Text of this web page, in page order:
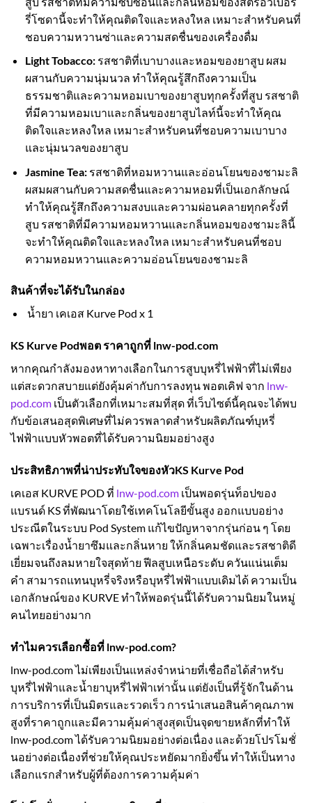
รี่โซดานี้จะทำให้คุณติดใจและหลงใหล เหมาะสำหรับคนที่
ชอบความหวานซ่าและความสดชื่นของเครื่องดื่ม
Light Tobacco:รสชาติที่เบาบางและหอมของยาสูบ ผสม
ผสานกับความนุ่มนวล ทำให้คุณรู้สึกถึงความเป็น
ธรรมชาติและความหอมเบาของยาสูบทุกครั้งที่สูบ รสชาติ
ที่มีความหอมเบาและกลิ่นของยาสูบไลท์นี้จะทำให้คุณ
ติดใจและหลงใหล เหมาะสำหรับคนที่ชอบความเบาบาง
และนุ่มนวลของยาสูบ
Jasmine Tea:รสชาติที่หอมหวานและอ่อนโยนของชามะลิ
ผสมผสานกับความสดชื่นและความหอมที่เป็นเอกลักษณ์
ทำให้คุณรู้สึกถึงความสงบและความผ่อนคลายทุกครั้งที่
สูบ รสชาติที่มีความหอมหวานและกลิ่นหอมของชามะลินี้
จะทำให้คุณติดใจและหลงใหล เหมาะสำหรับคนที่ชอบ
ความหอมหวานและความอ่อนโยนของชามะลิ
สินค้าที่จะได้รับในกล่อง
น้ำยา เคเอส Kurve Pod x 1
KS Kurve Podพอต ราคาถูกที่ lnw-pod.com
หากคุณกำลังมองหาทางเลือกในการสูบบุหรี่ไฟฟ้าที่ไม่เพียง
แต่สะดวกสบายแต่ยังคุ้มค่ากับการลงทุน พอตเคิฟ จาก lnw-
pod.com เป็นตัวเลือกที่เหมาะสมที่สุด ที่เว็บไซต์นี้คุณจะได้พบ
กับข้อเสนอสุดพิเศษที่ไม่ควรพลาดสำหรับผลิตภัณฑ์บุหรี่
ไฟฟ้าแบบหัวพอตที่ได้รับความนิยมอย่างสูง
ประสิทธิภาพที่น่าประทับใจของหัวKS Kurve Pod
เคเอส KURVE POD ที่ lnw-pod.com เป็นพอดรุ่นท็อปของ
แบรนด์ KS ที่พัฒนาโดยใช้เทคโนโลยีขั้นสูง ออกแบบอย่าง
ประณีตในระบบ Pod System แก้ไขปัญหาจากรุ่นก่อน ๆ โดย
เฉพาะเรื่องน้ำยาซึมและกลิ่นหาย ให้กลิ่นคมชัดและรสชาติดี
เยี่ยมจนถึงลมหายใจสุดท้าย ฟีลสูบเหนือระดับ ควันแน่นเต็ม
คำ สามารถแทนบุหรี่จริงหรือบุหรี่ไฟฟ้าแบบเดิมได้ ความเป็น
เอกลักษณ์ของ KURVE ทำให้พอดรุ่นนี้ได้รับความนิยมในหมู่
คนไทยอย่างมาก
ทำไมควรเลือกซื้อที่ lnw-pod.com?
lnw-pod.com ไม่เพียงเป็นแหล่งจำหน่ายที่เชื่อถือได้สำหรับ
บุหรี่ไฟฟ้าและน้ำยาบุหรี่ไฟฟ้าเท่านั้น แต่ยังเป็นที่รู้จักในด้าน
การบริการที่เป็นมิตรและรวดเร็ว การนำเสนอสินค้าคุณภาพ
สูงที่ราคาถูกและมีความคุ้มค่าสูงสุดเป็นจุดขายหลักที่ทำให้
lnw-pod.com ได้รับความนิยมอย่างต่อเนื่อง และด้วยโปรโมชั่
นอย่างต่อเนื่องที่ช่วยให้คุณประหยัดมากยิ่งขึ้น ทำให้เป็นทาง
เลือกแรกสำหรับผู้ที่ต้องการความคุ้มค่า